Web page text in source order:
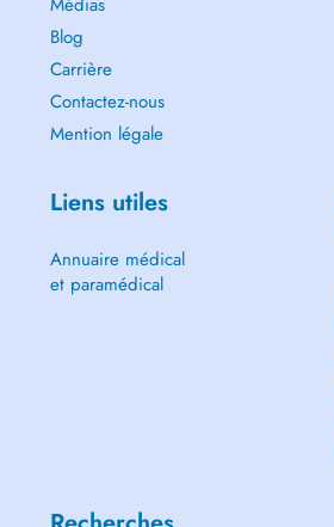
Blog
Carrière
Contactez-nous
Mention légale
Liens utiles
Annuaire médical
et paramédical